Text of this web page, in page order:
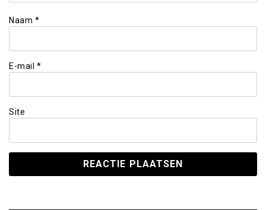
Naam *
E-mail *
Site